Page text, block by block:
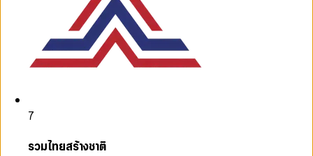
7
รวมไทยสร้างชาติ